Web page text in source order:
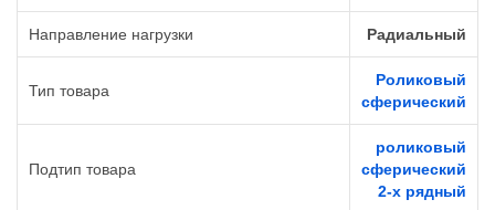
Направление нагрузки Радиальный
Тип товара
Роликовый
сферический
Подтип товара
роликовый
сферический
2-х рядный